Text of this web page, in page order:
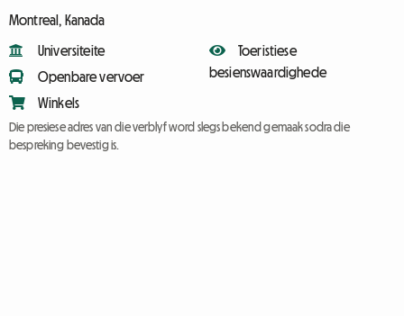
Montreal, Kanada
Universiteite
Openbare vervoer
Winkels
Toeristiese
besienswaardighede
Die presiese adres van die verblyf word slegs bekend gemaak sodra die
bespreking bevestig is.